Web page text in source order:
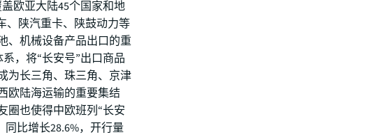
欧亚大陆45个国家和地
、陕汽重卡、陕鼓动力等
、机械设备产品出口的重
，将“长安号”出口商品
为长三角、珠三角、京津
欧陆海运输的重要集结
圈也使得中欧班列“长安
同比增长28.6%，开行量